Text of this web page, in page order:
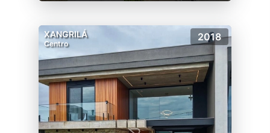
XANGRILÁ
Centro
2018